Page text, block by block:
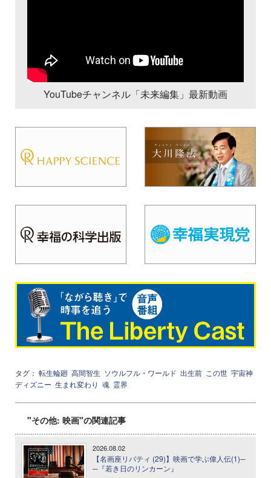
YouTubeチャンネル「未来編集」最新動画
タグ： 転生輪廻 高間智生 ソウルフル・ワールド 出生前 この世 宇宙神
ディズニー 生まれ変わり 魂 霊界
"その他: 映画"の関連記事
2026.08.02
【名画座リバティ (29)】映画で学ぶ偉人伝(1)─
─『若き日のリンカーン』